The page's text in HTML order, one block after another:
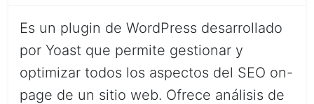
Es un plugin de WordPress desarrollado
por Yoast que permite gestionar y
optimizar todos los aspectos del SEO on-
page de un sitio web. Ofrece análisis de